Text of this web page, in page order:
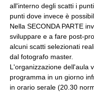
all'interno degli scatti i
punti dove invece è
Nella SECONDA PARTE
sviluppare e a fare post-
alcuni scatti selezionati
dal fotografo master.
L'organizzazione dell'aula
programma in un giorno
in orario serale (20.30